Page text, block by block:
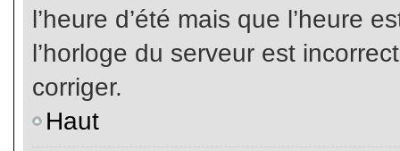
l’heure d’été mais que l’heure
l’horloge du serveur est
corriger.
Haut